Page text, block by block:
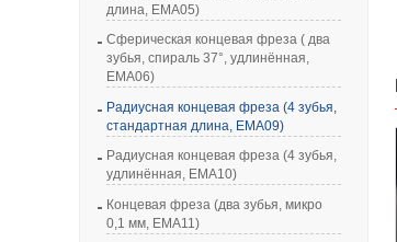
длина, EMA05)
Сферическая концевая фреза ( два
зубья, спираль 37°, удлинённая,
EMA06)
Радиусная концевая фреза (4 зубья,
стандартная длина, EMA09)
Радиусная концевая фреза (4 зубья,
удлинённая, EMA10)
Концевая фреза (два зубья, микро
0,1 мм, EMA11)